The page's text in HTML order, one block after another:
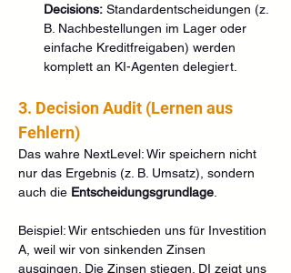
Decisions: Standardentscheidungen (z.
B. Nachbestellungen im Lager oder
einfache Kreditfreigaben) werden
komplett an KI-Agenten delegiert.
3. Decision Audit (Lernen aus
Fehlern)
Das wahre NextLevel: Wir speichern nicht
nur das Ergebnis (z. B. Umsatz), sondern
auch die Entscheidungsgrundlage
Beispiel: Wir entschieden uns für Investition
A, weil wir von sinkenden Zinsen
ausgingen. Die Zinsen stiegen. DI zeigt uns